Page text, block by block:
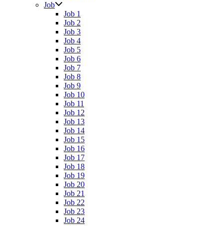
Job
Job 1
Job 2
Job 3
Job 4
Job 5
Job 6
Job 7
Job 8
Job 9
Job 10
Job 11
Job 12
Job 13
Job 14
Job 15
Job 16
Job 17
Job 18
Job 19
Job 20
Job 21
Job 22
Job 23
Job 24